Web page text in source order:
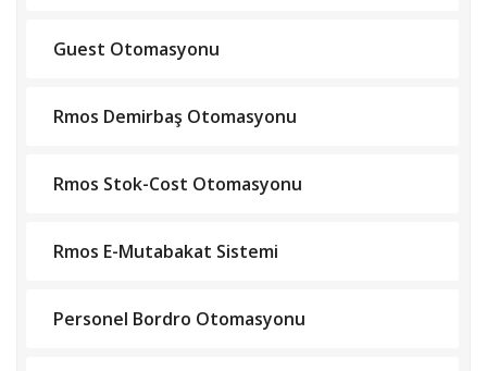
Guest Otomasyonu
Rmos Demirbaş Otomasyonu
Rmos Stok-Cost Otomasyonu
Rmos E-Mutabakat Sistemi
Personel Bordro Otomasyonu